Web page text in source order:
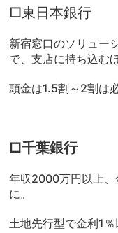
□東日本銀行
新宿窓口のソリュー
で、支店に持ち込む
頭金は1.5割～2割は
□千葉銀行
年収2000万円以上
に。
土地先行型で金利1